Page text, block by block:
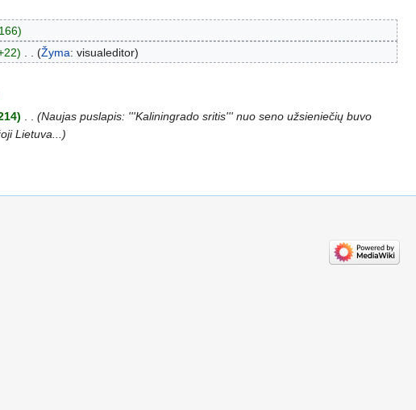
Žyma: visualeditor
Naujas puslapis: '''Kaliningrado sritis''' nuo seno užsieniečių buvo
Lietuva...